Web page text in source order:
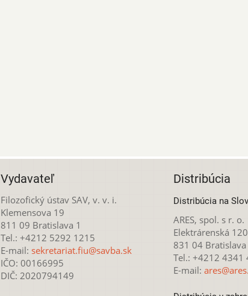
Vydavateľ
Filozofický ústav SAV, v. v. i.
Klemensova 19
811 09 Bratislava 1
Tel.: +4212 5292 1215
E-mail: sekretariat.fiu@savba.sk
IČO: 00166995
DIČ: 2020794149
Distribúcia
Distribúcia na
ARES, spol. s r. o.
Elektrárenská
831 04 Bratislava
Tel.: +4212 4341
E-mail: